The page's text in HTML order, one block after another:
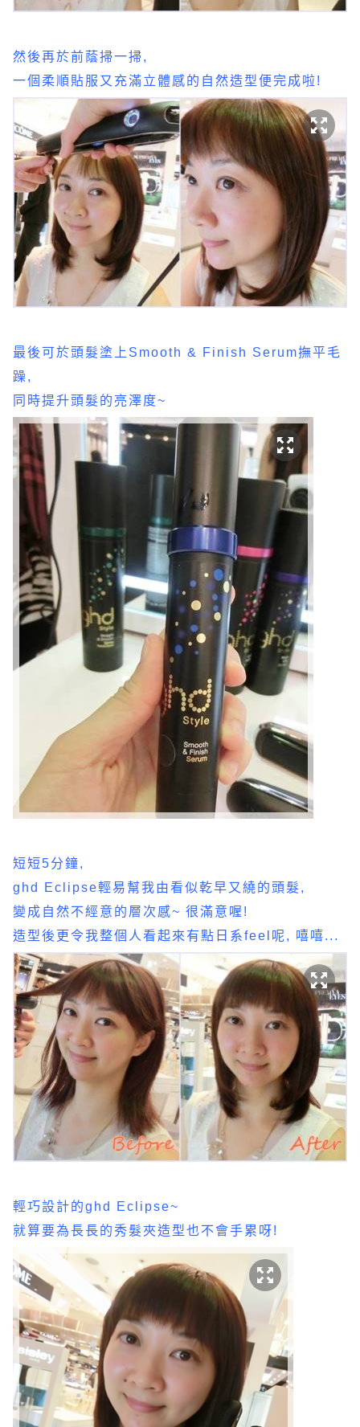
然後再於前蔭掃一掃,
一個柔順貼服又充滿立體感的自然造型便完成啦!
最後可於頭髮塗上Smooth & Finish Serum撫平毛
躁,
同時提升頭髮的亮澤度~
短短5分鐘,
ghd Eclipse輕易幫我由看似乾早又繞的頭髮,
變成自然不經意的層次感~ 很滿意喔!
造型後更令我整個人看起來有點日系feel呢, 嘻嘻...
輕巧設計的ghd Eclipse~
就算要為長長的秀髮夾造型也不會手累呀!